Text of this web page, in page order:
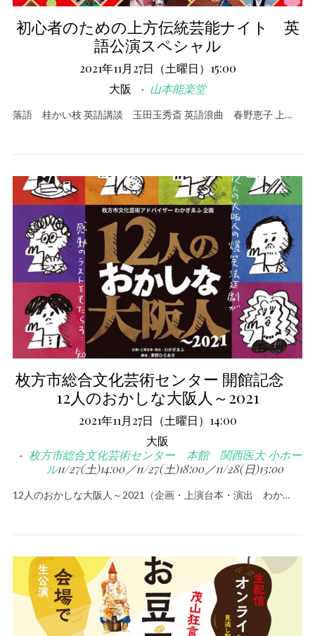
初心者のための上方伝統芸能ナイト 英
語公演スペシャル
2021年11月27日（土曜日）15:00
大阪
山本能楽堂
落語 桂かい枝 英語講談 玉田玉秀斎 英語浪曲 春野恵子 上…
枚方市総合文化芸術センター 開館記念
12人のおかしな大阪人～2021
2021年11月27日（土曜日）14:00
大阪
枚方市総合文化芸術センター 本館 関西医大 小ホー
ル11/27(土)14:00／11/27(土)18:00／11/28(日)13:00
12人のおかしな大阪人～2021（企画・上演台本・演出 わか…